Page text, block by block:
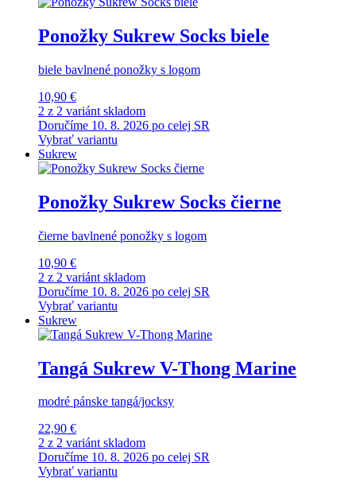
Ponožky Sukrew Socks biele
biele bavlnené ponožky s logom
10,90 €
2 z 2 variánt skladom
Doručíme 10. 8. 2026 po celej SR
Vybrať variantu
Sukrew
Ponožky Sukrew Socks čierne
čierne bavlnené ponožky s logom
10,90 €
2 z 2 variánt skladom
Doručíme 10. 8. 2026 po celej SR
Vybrať variantu
Sukrew
Tangá Sukrew V-Thong Marine
modré pánske tangá/jocksy
22,90 €
2 z 2 variánt skladom
Doručíme 10. 8. 2026 po celej SR
Vybrať variantu